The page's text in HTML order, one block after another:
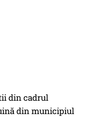
din cadrul
din municipiul